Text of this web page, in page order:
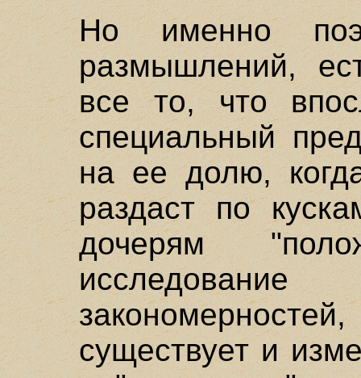
Но именно
размышлений,
все то, что
специальный
на ее долю,
раздаст по
дочерям
существует и